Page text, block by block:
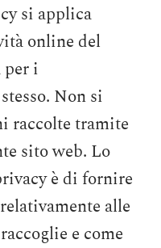
si applica
online del
per i
Non si
raccolte tramite
sito web. Lo
è di fornire
alle
e come